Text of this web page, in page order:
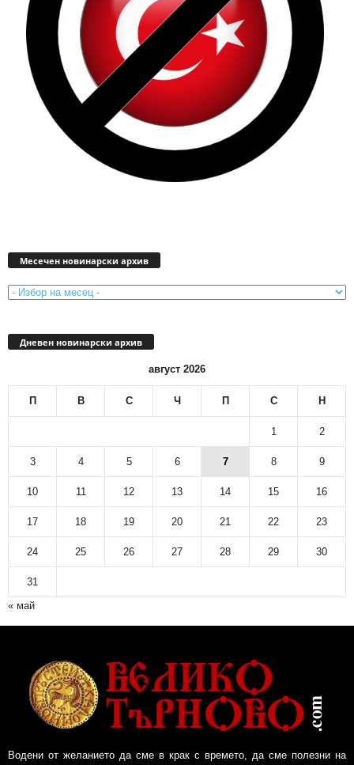
Месечен новинарски архив
Дневен новинарски архив
август 2026
П В С Ч П С Н
1 2
3 4 5 6 7 8 9
10 11 12 13 14 15 16
17 18 19 20 21 22 23
24 25 26 27 28 29 30
31
« май
Водени от желанието да сме в крак с времето, да сме полезни на